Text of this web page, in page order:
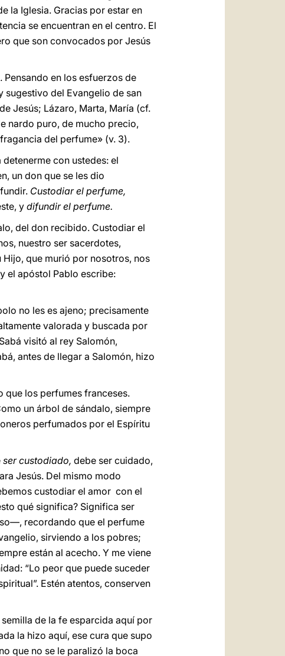
la Iglesia. Gracias por estar en
se encuentran en el centro. El
que son convocados por Jesús
en los esfuerzos de
sugestivo del Evangelio de san
Jesús; Lázaro, Marta, María (cf.
nardo puro, de mucho precio,
del perfume» (v. 3).
con ustedes: el
un don que se les dio
Custodiar el perfume,
y difundir el perfume.
del don recibido. Custodiar el
nuestro ser sacerdotes,
que murió por nosotros, nos
el apóstol Pablo escribe:
no les es ajeno; precisamente
valorada y buscada por
visitó al rey Salomón,
antes de llegar a Salomón, hizo
que los perfumes franceses.
un árbol de sándalo, siempre
perfumados por el Espíritu
ser custodiado, debe ser cuidado,
Jesús. Del mismo modo
custodiar el amor con el
qué significa? Significa ser
recordando que el perfume
sirviendo a los pobres;
están al acecho. Y me viene
“Lo peor que puede suceder
Estén atentos, conserven
de la fe esparcida aquí por
la hizo aquí, ese cura que supo
que no se le paralizó la boca